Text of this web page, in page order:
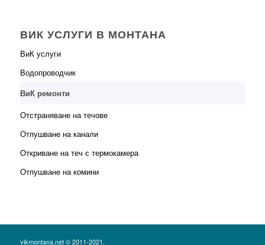
ВИК УСЛУГИ В МОНТАНА
ВиК услуги
Водопроводчик
ВиК ремонти
Отстраняване на течове
Отпушване на канали
Откриване на теч с термокамера
Отпушване на комини
vikmontana.net © 2011-2021.